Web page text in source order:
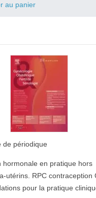
au panier
de périodique
hormonale en pratique hors
utérins. RPC contraception
pour la pratique